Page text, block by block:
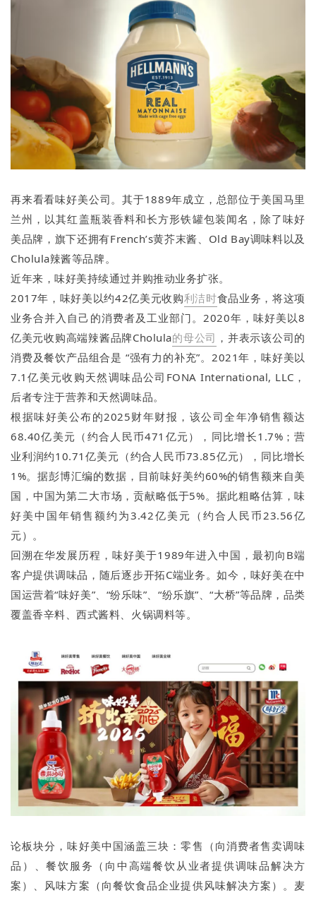
再来看看味好美公司。其于1889年成立，总部位于美国马里
兰州，以其红盖瓶装香料和长方形铁罐包装闻名，除了味好
美品牌，旗下还拥有French’s黄芥末酱、Old Bay调味料以及
Cholula辣酱等品牌。
近年来，味好美持续通过并购推动业务扩张。
2017年，味好美以约42亿美元收购利洁时食品业务，将这项
业务合并入自己的消费者及工业部门。2020年，味好美以8
亿美元收购高端辣酱品牌Cholula的母公司 ，并表示该公司的
消费及餐饮产品组合是 “强有力的补充”。2021年，味好美以
7.1亿美元收购天然调味品公司FONA International, LLC，
后者专注于营养和天然调味品。
根据味好美公布的2025财年财报，该公司全年净销售额达
68.40亿美元（约合人民币471亿元），同比增长1.7%；营
业利润约10.71亿美元（约合人民币73.85亿元），同比增长
1%。据彭博汇编的数据，目前味好美约60%的销售额来自美
国，中国为第二大市场，贡献略低于5%。据此粗略估算，味
好美中国年销售额约为3.42亿美元（约合人民币23.56亿
元）。
回溯在华发展历程，味好美于1989年进入中国，最初向B端
客户提供调味品，随后逐步开拓C端业务。如今，味好美在中
国运营着“味好美”、“纷乐味”、“纷乐旗”、“大桥”等品牌，品类
覆盖香辛料、西式酱料、火锅调料等。
论板块分，味好美中国涵盖三块：零售（向消费者售卖调味
品）、餐饮服务（向中高端餐饮从业者提供调味品解决方
案）、风味方案（向餐饮食品企业提供风味解决方案）。麦